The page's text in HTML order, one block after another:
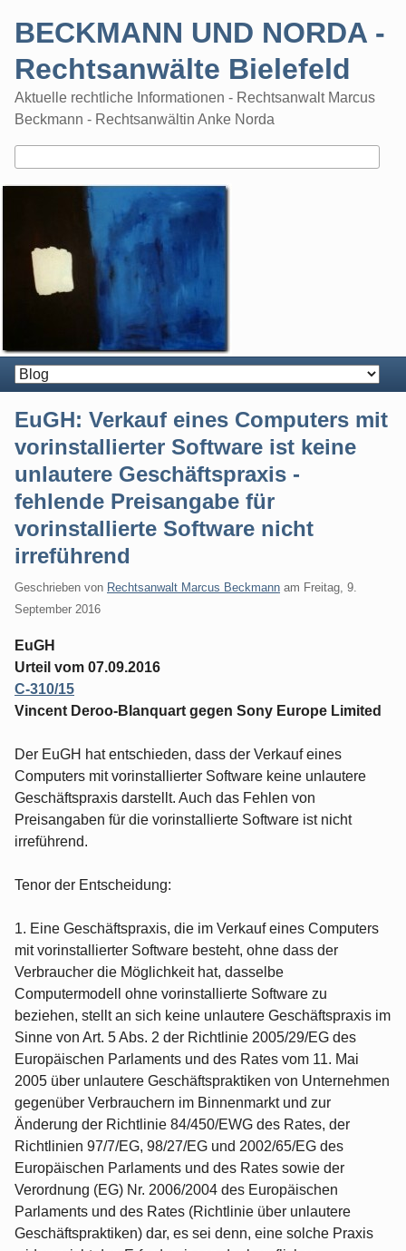
BECKMANN UND NORDA -
Rechtsanwälte Bielefeld
Aktuelle rechtliche Informationen - Rechtsanwalt Marcus
Beckmann - Rechtsanwältin Anke Norda
EuGH: Verkauf eines Computers mit
vorinstallierter Software ist keine
unlautere Geschäftspraxis -
fehlende Preisangabe für
vorinstallierte Software nicht
irreführend
Geschrieben von Rechtsanwalt Marcus Beckmann am Freitag, 9.
September 2016
EuGH
Urteil vom 07.09.2016
C‑310/15
Vincent Deroo-Blanquart gegen Sony Europe Limited
Der EuGH hat entschieden, dass der Verkauf eines
Computers mit vorinstallierter Software keine unlautere
Geschäftspraxis darstellt. Auch das Fehlen von
Preisangaben für die vorinstallierte Software ist nicht
irreführend.
Tenor der Entscheidung:
1. Eine Geschäftspraxis, die im Verkauf eines Computers
mit vorinstallierter Software besteht, ohne dass der
Verbraucher die Möglichkeit hat, dasselbe
Computermodell ohne vorinstallierte Software zu
beziehen, stellt an sich keine unlautere Geschäftspraxis im
Sinne von Art. 5 Abs. 2 der Richtlinie 2005/29/EG des
Europäischen Parlaments und des Rates vom 11. Mai
2005 über unlautere Geschäftspraktiken von Unternehmen
gegenüber Verbrauchern im Binnenmarkt und zur
Änderung der Richtlinie 84/450/EWG des Rates, der
Richtlinien 97/7/EG, 98/27/EG und 2002/65/EG des
Europäischen Parlaments und des Rates sowie der
Verordnung (EG) Nr. 2006/2004 des Europäischen
Parlaments und des Rates (Richtlinie über unlautere
Geschäftspraktiken) dar, es sei denn, eine solche Praxis